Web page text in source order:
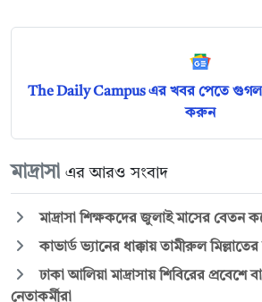
The Daily Campus এর খবর পেতে
করুন
মাদ্রাসা এর আরও সংবাদ
মাদ্রাসা শিক্ষকদের জুলাই মাসের বেতন
কাভার্ড ভ্যানের ধাক্কায় তামীরুল মিল্লাতের
ঢাকা আলিয়া মাদ্রাসায় শিবিরের প্রবেশে
নেতাকর্মীরা